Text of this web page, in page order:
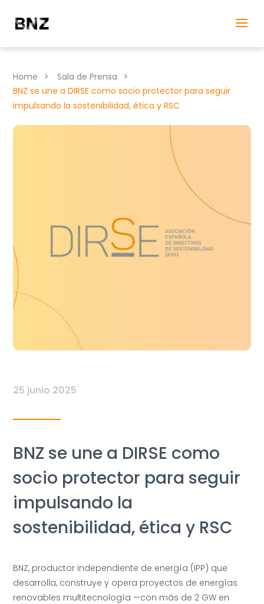
Home > Sala de Prensa >
BNZ se une a DIRSE como socio protector para seguir
impulsando la sostenibilidad, ética y RSC
25 junio 2025
BNZ se une a DIRSE como
socio protector para seguir
impulsando la
sostenibilidad, ética y RSC
BNZ, productor independiente de energía (IPP) que
desarrolla, construye y opera proyectos de energías
renovables multitecnología —con más de 2 GW en